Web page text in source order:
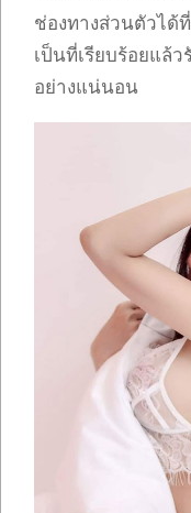
ช่องทางส่วนตัวได้
เป็นที่เรียบร้อยแล้
อย่างแน่นอน